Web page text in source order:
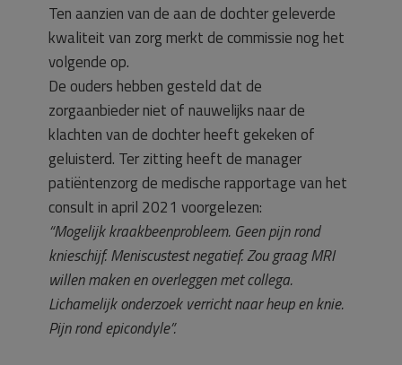
Ten aanzien van de aan de dochter geleverde
kwaliteit van zorg merkt de commissie nog het
volgende op.
De ouders hebben gesteld dat de
zorgaanbieder niet of nauwelijks naar de
klachten van de dochter heeft gekeken of
geluisterd. Ter zitting heeft de manager
patiëntenzorg de medische rapportage van het
consult in april 2021 voorgelezen:
“Mogelijk kraakbeenprobleem. Geen pijn rond
knieschijf. Meniscustest negatief. Zou graag MRI
willen maken en overleggen met collega.
Lichamelijk onderzoek verricht naar heup en knie.
Pijn rond epicondyle”.